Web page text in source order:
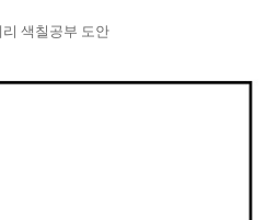
리 색칠공부 도안